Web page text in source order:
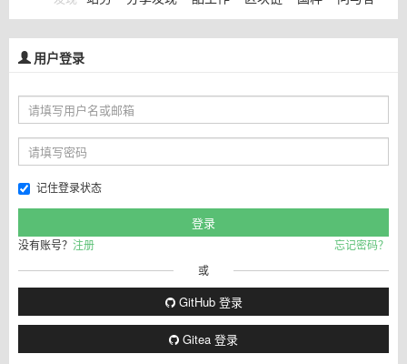
用户登录
记住登录状态
没有账号？ 注册
忘记密码？
或
GitHub 登录
Gitea 登录